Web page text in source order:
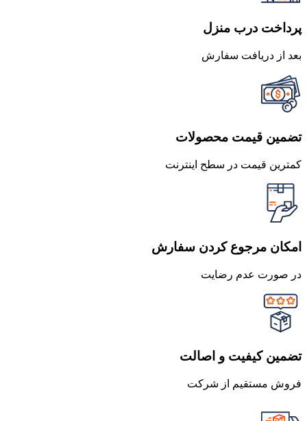
پرداخت درب منزل
بعد از دریافت سفارش
تضمین قیمت محصولات
کمترین قیمت در سطح اینترنت
امکان مرجوع کردن سفارش
در صورت عدم رضایت
تضمین کیفیت و اصالت
فروش مستقیم از شرکت